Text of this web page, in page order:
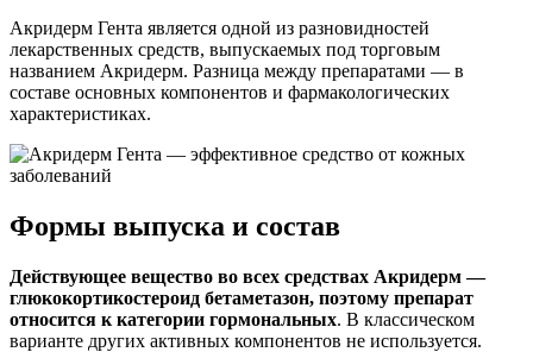
Акридерм Гента является одной из разновидностей
лекарственных средств, выпускаемых под торговым
названием Акридерм. Разница между препаратами — в
составе основных компонентов и фармакологических
характеристиках.
Формы выпуска и состав
Действующее вещество во всех средствах Акридерм —
глюкокортикостероид бетаметазон, поэтому препарат
относится к категории гормональных. В классическом
варианте других активных компонентов не используется.